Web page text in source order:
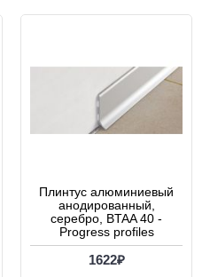
Плинтус алюминиевый
анодированный,
серебро, BTAA 40 -
Progress profiles
1622₽